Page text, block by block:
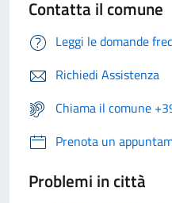
Contatta il comune
Leggi le domande
Richiedi Assistenza
Chiama il comune
Prenota un
Problemi in città